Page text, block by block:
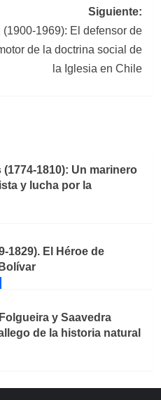
Siguiente:
1969): El defensor de
de la doctrina social de
la Iglesia en Chile
1810): Un marinero
y lucha por la
1829). El Héroe de
y Saavedra
de la historia natural